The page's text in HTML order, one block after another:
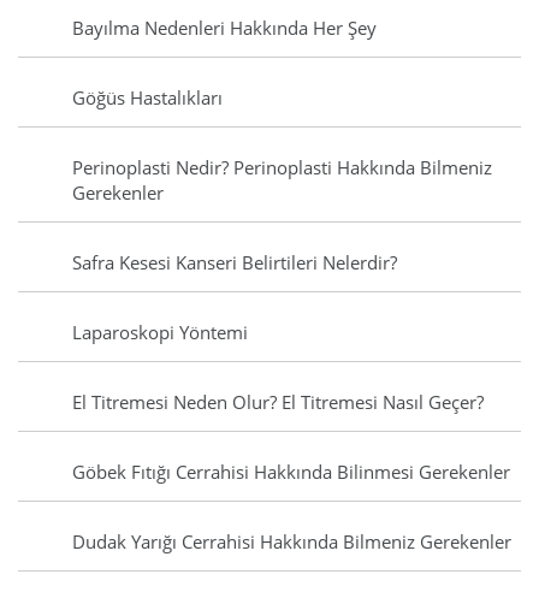
Bayılma Nedenleri Hakkında Her Şey
Göğüs Hastalıkları
Perinoplasti Nedir? Perinoplasti Hakkında Bilmeniz
Gerekenler
Safra Kesesi Kanseri Belirtileri Nelerdir?
Laparoskopi Yöntemi
El Titremesi Neden Olur? El Titremesi Nasıl Geçer?
Göbek Fıtığı Cerrahisi Hakkında Bilinmesi Gerekenler
Dudak Yarığı Cerrahisi Hakkında Bilmeniz Gerekenler